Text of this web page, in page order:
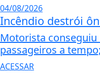
04/08/2026
Incêndio destrói
Motorista
passageiros a
ACESSAR